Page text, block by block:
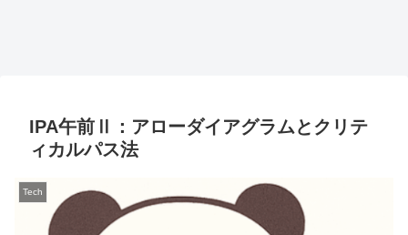
IPA午前Ⅱ：アローダイアグラムとクリテ
ィカルパス法
Tech